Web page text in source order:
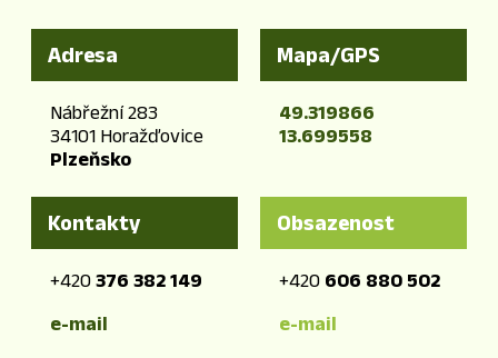
Adresa
Nábřežní 283
34101 Horažďovice
Plzeňsko
Mapa/GPS
49.319866
13.699558
Kontakty
+420 376 382 149
e-mail
Obsazenost
+420 606 880 502
e-mail